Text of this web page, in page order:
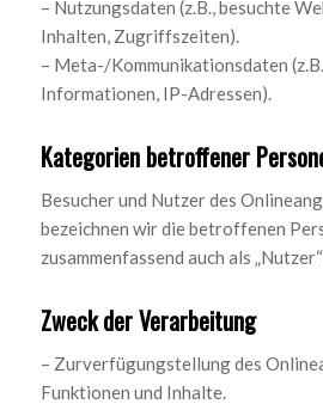
– Nutzungsdaten (z.B., besuchte
Inhalten, Zugriffszeiten).
– Meta-/Kommunikationsdaten
Informationen, IP-Adressen).
Kategorien betroffener
Besucher und Nutzer des
bezeichnen wir die betroffenen
zusammenfassend auch als
Zweck der Verarbeitung
– Zurverfügungstellung des
Funktionen und Inhalte.